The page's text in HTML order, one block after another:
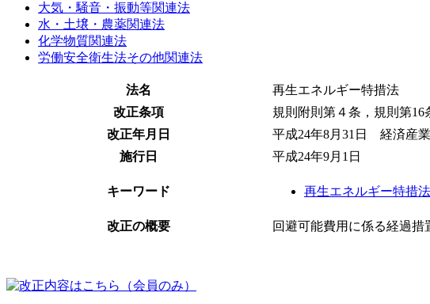
大気・騒音・振動等関連法
水・土壌・農薬関連法
化学物質関連法
労働安全衛生法その他関連法
法名
再生エネルギー特措法
改正条項
規則附則第４条，規則第16
改正年月日
平成24年8月31日 経済産
施行日
平成24年9月1日
キーワード 再生エネルギー特措法
改正の概要 回避可能費用に係る経過措